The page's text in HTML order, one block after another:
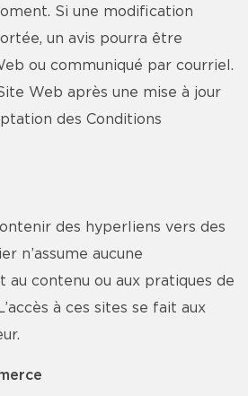
Si une modification
un avis pourra être
ou communiqué par courriel.
Web après une mise à jour
des Conditions
des hyperliens vers des
n’assume aucune
au contenu ou aux pratiques de
à ces sites se fait aux